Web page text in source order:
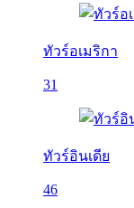
ทัวร์อเมริกา
31
ทัวร์อินเดีย
46